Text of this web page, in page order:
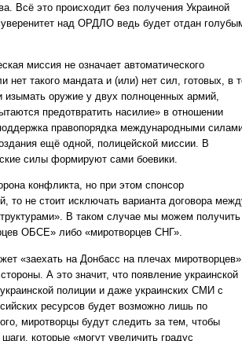
Всё это происходит без получения Украиной
над ОРДЛО ведь будет отдан
миссия не означает автоматического
нет такого мандата и (или) нет сил, готовых, в
оружие у двух полноценных армий,
предотвратить насилие» в отношении
правопорядка международными
ещё одной, полицейской миссии. В
силы формируют сами боевики.
конфликта, но при этом спонсор
то не стоит исключать варианта договора
В таком случае мы можем получить
ОБСЕ» либо «миротворцев СНГ».
«заехать на Донбасс на плечах миротворцев».
А это значит, что появление украинской
полиции и даже украинских СМИ с
ресурсов будет возможно лишь по
миротворцы будут следить за тем, чтобы
которые «могут увеличить градус